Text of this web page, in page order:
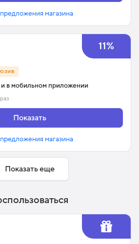
магазина
11%
и в мобильном приложении
раз
Показать
магазина
Показать еще